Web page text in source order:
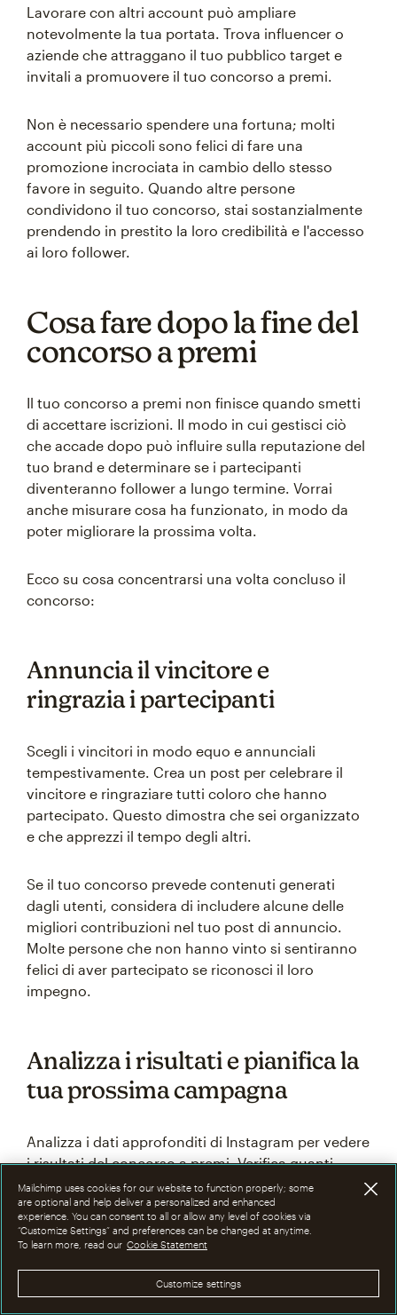
Lavorare con altri account può ampliare
notevolmente la tua portata. Trova influencer o
aziende che attraggano il tuo pubblico target e
invitali a promuovere il tuo concorso a premi.
Non è necessario spendere una fortuna; molti
account più piccoli sono felici di fare una
promozione incrociata in cambio dello stesso
favore in seguito. Quando altre persone
condividono il tuo concorso, stai sostanzialmente
prendendo in prestito la loro credibilità e l'accesso
ai loro follower.
Cosa fare dopo la fine del
concorso a premi
Il tuo concorso a premi non finisce quando smetti
di accettare iscrizioni. Il modo in cui gestisci ciò
che accade dopo può influire sulla reputazione del
tuo brand e determinare se i partecipanti
diventeranno follower a lungo termine. Vorrai
anche misurare cosa ha funzionato, in modo da
poter migliorare la prossima volta.
Ecco su cosa concentrarsi una volta concluso il
concorso:
Annuncia il vincitore e
ringrazia i partecipanti
Scegli i vincitori in modo equo e annunciali
tempestivamente. Crea un post per celebrare il
vincitore e ringraziare tutti coloro che hanno
partecipato. Questo dimostra che sei organizzato
e che apprezzi il tempo degli altri.
Se il tuo concorso prevede contenuti generati
dagli utenti, considera di includere alcune delle
migliori contribuzioni nel tuo post di annuncio.
Molte persone che non hanno vinto si sentiranno
felici di aver partecipato se riconosci il loro
impegno.
Analizza i risultati e pianifica la
tua prossima campagna
Analizza i dati approfonditi di Instagram per vedere
i risultati del concorso a premi. Verifica quanti
nuovi follower hai guadagnato, quali post hanno
ottenuto il maggior numero di interazioni e se le
persone hanno continuato a interagire con il tuo
account dopo la fine del concorso.
Queste informazioni ti aiuteranno a decidere cosa
Mailchimp uses cookies for our website to function properly; some
are optional and help deliver a personalized and enhanced
experience. You can consent to all or allow any level of cookies via
“Customize Settings” and preferences can be changed at anytime.
To learn more, read our Cookie Statement
Customize settings